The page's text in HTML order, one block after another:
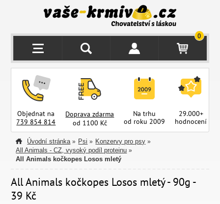
0
Objednat na
739 854 814
Doprava zdarma
od 1100 Kč
Na trhu
od roku 2009
29.000+
hodnocení
Úvodní stránka » Psi » Konzervy pro psy »
All Animals - CZ, vysoký podíl proteinu »
All Animals kočkopes Losos mletý
All Animals kočkopes Losos mletý - 90g -
39 Kč